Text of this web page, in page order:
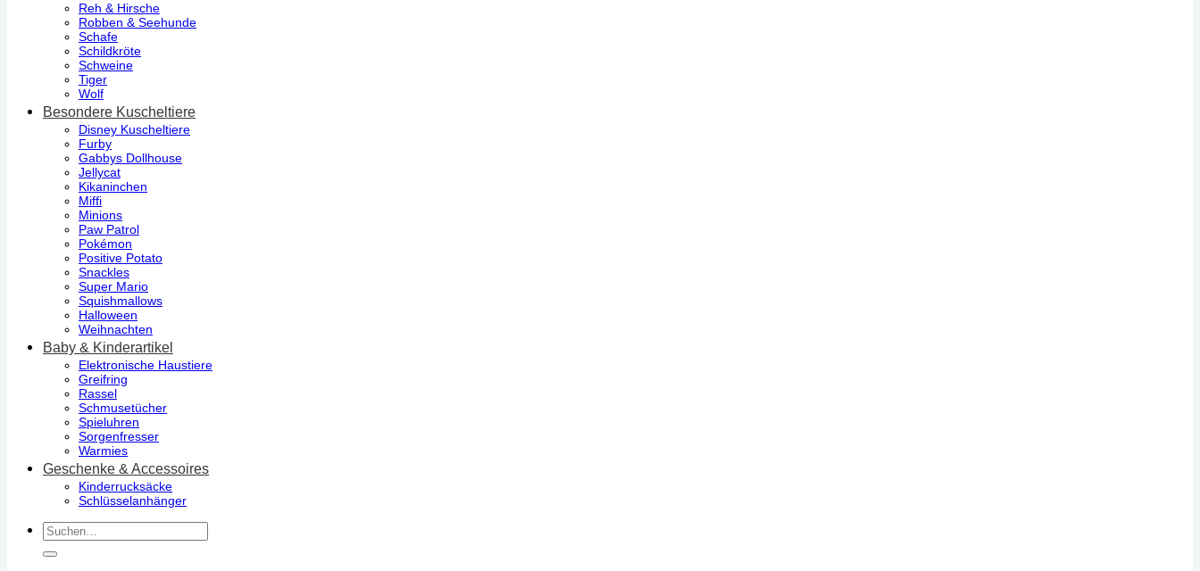
Reh & Hirsche
Robben & Seehunde
Schafe
Schildkröte
Schweine
Tiger
Wolf
Besondere Kuscheltiere
Disney Kuscheltiere
Furby
Gabbys Dollhouse
Jellycat
Kikaninchen
Miffi
Minions
Paw Patrol
Pokémon
Positive Potato
Snackles
Super Mario
Squishmallows
Halloween
Weihnachten
Baby & Kinderartikel
Elektronische Haustiere
Greifring
Rassel
Schmusetücher
Spieluhren
Sorgenfresser
Warmies
Geschenke & Accessoires
Kinderrucksäcke
Schlüsselanhänger
Suchen